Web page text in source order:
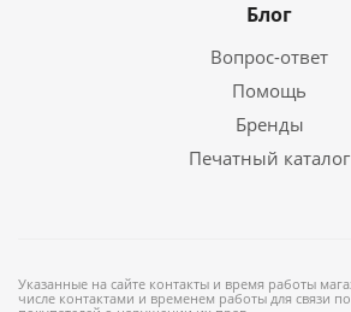
Блог
Вопрос-ответ
Помощь
Бренды
Печатный каталог
Указанные на сайте контакты и время работы
числе контактами и временем работы для связи